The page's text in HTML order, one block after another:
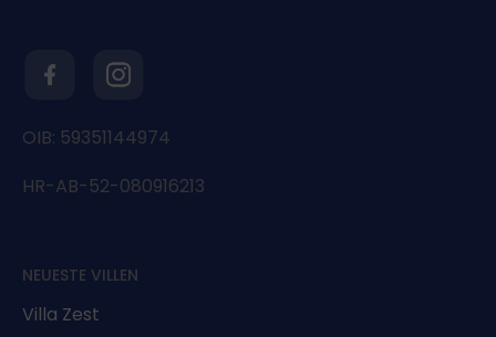
OIB: 59351144974
HR-AB-52-080916213
NEUESTE VILLEN
Villa Zest